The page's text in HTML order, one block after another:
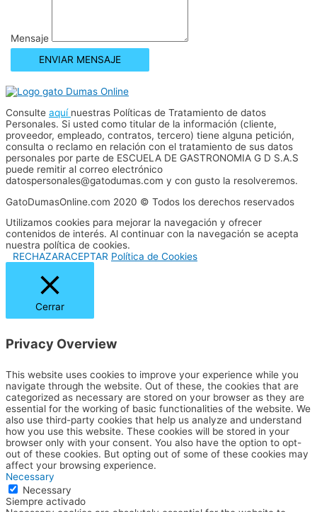
Mensaje
ENVIAR MENSAJE
Consulte aquí nuestras Políticas de Tratamiento de datos
Personales. Si usted como titular de la información (cliente,
proveedor, empleado, contratos, tercero) tiene alguna petición,
consulta o reclamo en relación con el tratamiento de sus datos
personales por parte de ESCUELA DE GASTRONOMIA G D S.A.S
puede remitir al correo electrónico
datospersonales@gatodumas.com y con gusto la resolveremos.
GatoDumasOnline.com 2020 © Todos los derechos reservados
Utilizamos cookies para mejorar la navegación y ofrecer
contenidos de interés. Al continuar con la navegación se acepta
nuestra política de cookies.
RECHAZARACEPTAR Política de Cookies
Cerrar
Privacy Overview
This website uses cookies to improve your experience while you
navigate through the website. Out of these, the cookies that are
categorized as necessary are stored on your browser as they are
essential for the working of basic functionalities of the website. We
also use third-party cookies that help us analyze and understand
how you use this website. These cookies will be stored in your
browser only with your consent. You also have the option to opt-
out of these cookies. But opting out of some of these cookies may
affect your browsing experience.
Necessary
Necessary
Siempre activado